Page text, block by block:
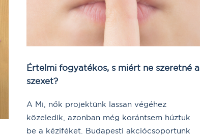
Értelmi fogyatékos, s miért ne szeretné a
szexet?
A Mi, nők projektünk lassan végéhez
közeledik, azonban még korántsem húztuk
be a kéziféket. Budapesti akciócsoportunk